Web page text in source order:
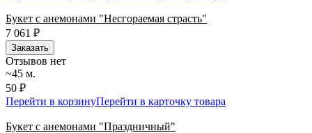
Букет с анемонами "Несгораемая страсть"
7 061
₽
Заказать
Отзывов нет
~45 м.
50 ₽
Перейти в корзинуПерейти в карточку товара
Букет с анемонами "Праздничный"